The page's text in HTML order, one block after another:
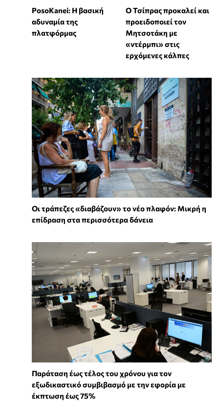
PosoKanei: Η βασική
αδυναμία της
πλατφόρμας
Ο Τσίπρας προκαλεί και
προειδοποιεί τον
Μητσοτάκη με
«ντέρμπι» στις
ερχόμενες κάλπες
Οι τράπεζες «διαβάζουν» το νέο πλαφόν: Μικρή η
επίδραση στα περισσότερα δάνεια
Παράταση έως τέλος του χρόνου για τον
εξωδικαστικό συμβιβασμό με την εφορία με
έκπτωση έως 75%